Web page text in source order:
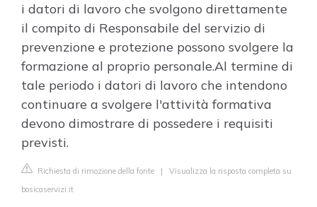
i datori di lavoro che svolgono direttamente
il compito di Responsabile del servizio di
prevenzione e protezione possono svolgere la
formazione al proprio personale.Al termine di
tale periodo i datori di lavoro che intendono
continuare a svolgere l'attività formativa
devono dimostrare di possedere i requisiti
previsti.
Richiesta di rimozione della fonte | Visualizza la risposta completa su
bosicaservizi.it